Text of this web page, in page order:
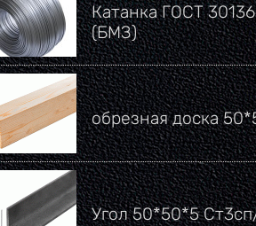
Катанка ГОСТ
(БМЗ)
обрезная доска
Угол 50*50*5